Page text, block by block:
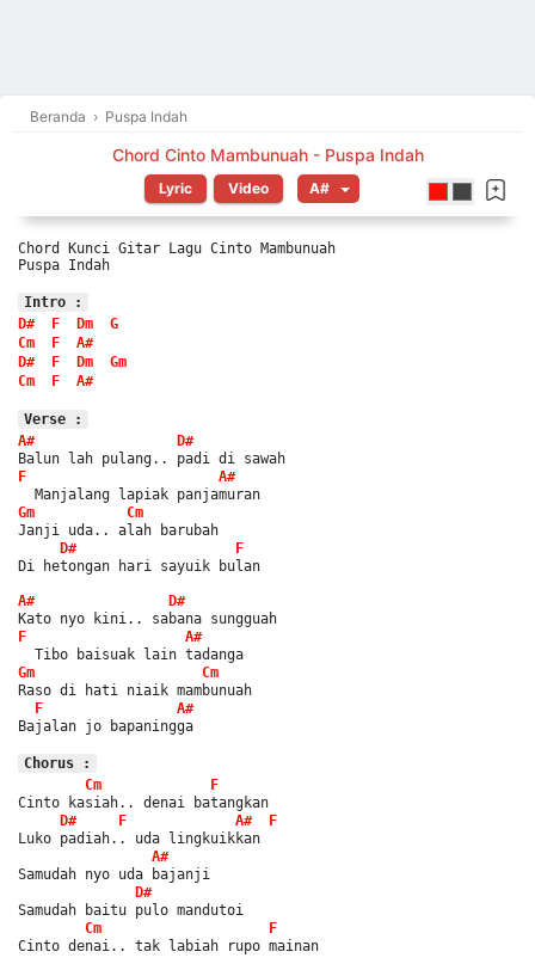
Beranda › Puspa Indah
Chord Cinto Mambunuah - Puspa Indah
Lyric Video
Chord Kunci Gitar Lagu Cinto Mambunuah
Puspa Indah
Intro :
D#
F Dm
G
Cm
F
A#
D#
F Dm
Gm
Cm
F A#
Verse :
A#
D#
Balun lah pulang.. padi di sawah
F
A#
  Manjalang lapiak panjamuran
Gm
Cm
Janji uda.. alah barubah
D#
F
Di hetongan hari sayuik bulan
A#
D#
Kato nyo kini.. sabana sungguah
F
A#
  Tibo baisuak lain tadanga
Gm
Cm
Raso di hati niaik mambunuah
F
A#
Bajalan jo bapaningga
Chorus :
Cm
F
Cinto kasiah.. denai batangkan
D#
F A#
F
Luko padiah.. uda lingkuikkan
A#
Samudah nyo uda bajanji
D#
Samudah baitu pulo mandutoi
Cm
F
Cinto denai.. tak labiah rupo mainan